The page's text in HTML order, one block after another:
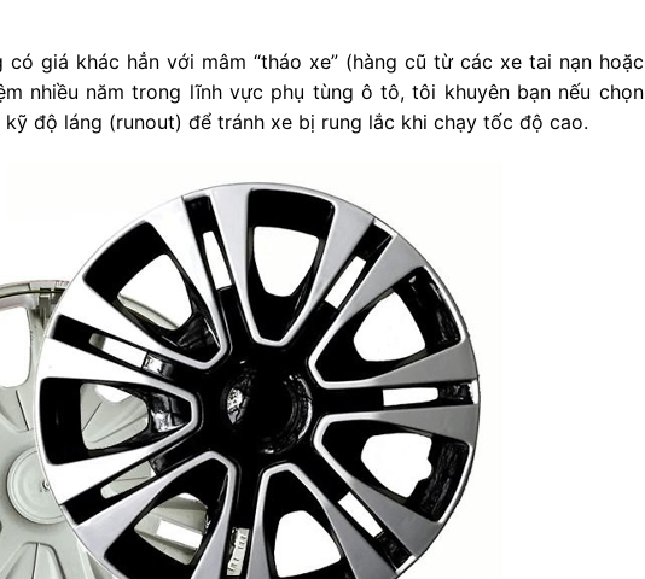
giá khác hẳn với mâm “tháo xe” (hàng cũ từ các xe tai nạn hoặc
nhiều năm trong lĩnh vực phụ tùng ô tô, tôi khuyên bạn nếu chọn
độ láng (runout) để tránh xe bị rung lắc khi chạy tốc độ cao.